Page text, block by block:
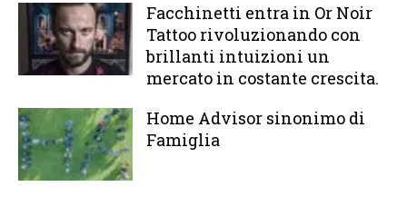
Facchinetti entra in Or Noir
Tattoo rivoluzionando con
brillanti intuizioni un
mercato in costante crescita.
Home Advisor sinonimo di
Famiglia